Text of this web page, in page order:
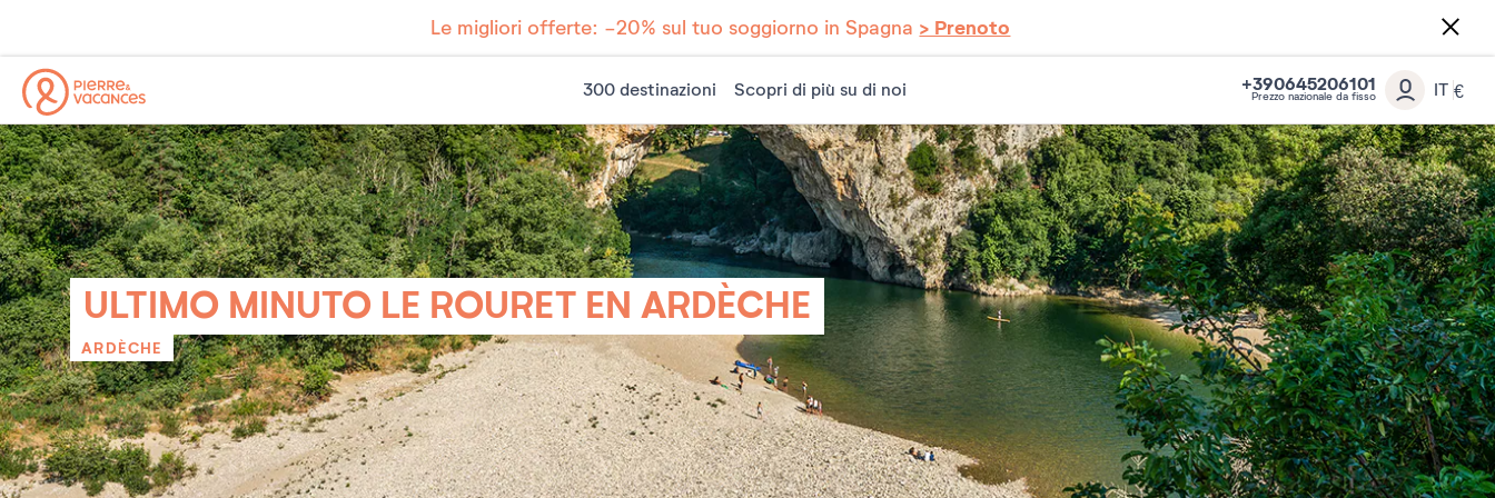
Le migliori offerte: -20% sul tuo soggiorno in Spagna > Prenoto
300 destinazioni Scopri di più su di noi +390645206101
Prezzo nazionale da fisso IT €
ULTIMO MINUTO LE ROURET EN ARDÈCHE
ARDÈCHE